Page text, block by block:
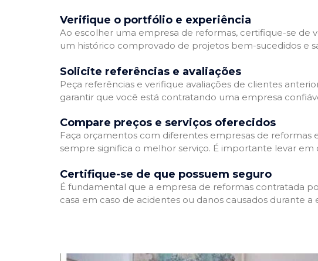
Verifique o portfólio e experiência
Ao escolher uma empresa de reformas, certifique-se de
um histórico comprovado de projetos bem-sucedidos e
Solicite referências e avaliações
Peça referências e verifique avaliações de clientes
garantir que você está contratando uma empresa
Compare preços e serviços oferecidos
Faça orçamentos com diferentes empresas de
sempre significa o melhor serviço. É importante levar
Certifique-se de que possuem seguro
É fundamental que a empresa de reformas contratada
casa em caso de acidentes ou danos causados durante a